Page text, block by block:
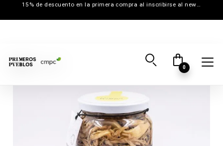
15% de descuento en la primera compra al inscribirse al newsletter
0